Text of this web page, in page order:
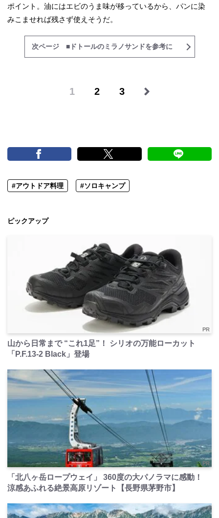
ポイント。油にはエビのうま味が移っているから、パンに染
みこませれば残さず使えそうだ。
次ページ ■ドトールのミラノサンドを参考に
1 2 3
#アウトドア料理 #ソロキャンプ
ピックアップ
PR
山から日常まで “これ1足”！ シリオの万能ローカット
「P.F.13-2 Black」登場
PR
「北八ヶ岳ロープウェイ」 360度の大パノラマに感動！
涼感あふれる絶景高原リゾート【長野県茅野市】